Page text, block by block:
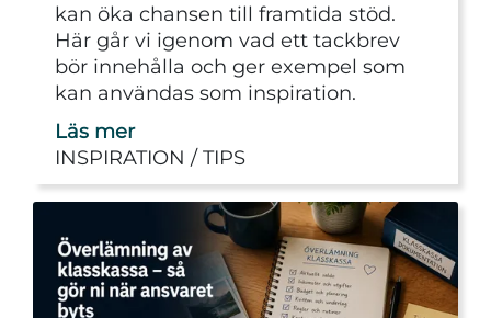
kan öka chansen till framtida stöd.
Här går vi igenom vad ett tackbrev
bör innehålla och ger exempel som
kan användas som inspiration.
Läs mer
INSPIRATION
TIPS